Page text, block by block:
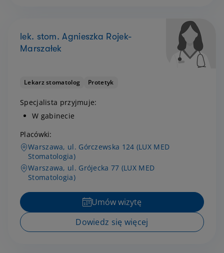
lek. stom. Agnieszka Rojek-
Marszałek
Lekarz stomatolog Protetyk
Specjalista przyjmuje:
W gabinecie
Placówki:
Warszawa, ul. Górczewska 124 (LUX MED
Stomatologia)
Warszawa, ul. Grójecka 77 (LUX MED
Stomatologia)
Umów wizytę
Dowiedz się więcej